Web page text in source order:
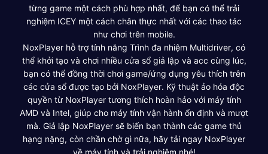
từng game một cách phù hợp nhất, để bạn có thể trải
nghiệm ICEY một cách chân thực nhất với các thao tác
như chơi trên mobile.
NoxPlayer hỗ trợ tính năng Trình đa nhiệm Multidriver, có
thể khởi tạo và chơi nhiều cửa sổ giả lập và acc cùng lúc,
bạn có thể đồng thời chơi game/ứng dụng yêu thích trên
các cửa sổ được tạo bởi NoxPlayer. Kỹ thuật ảo hóa độc
quyền từ NoxPlayer tương thích hoàn hảo với máy tính
AMD và Intel, giúp cho máy tính vận hành ổn định và mượt
mà. Giả lập NoxPlayer sẽ biến bạn thành các game thủ
hạng nặng, còn chần chờ gì nữa, hãy tải ngay NoxPlayer
về máy tính và trải nghiệm nhé!